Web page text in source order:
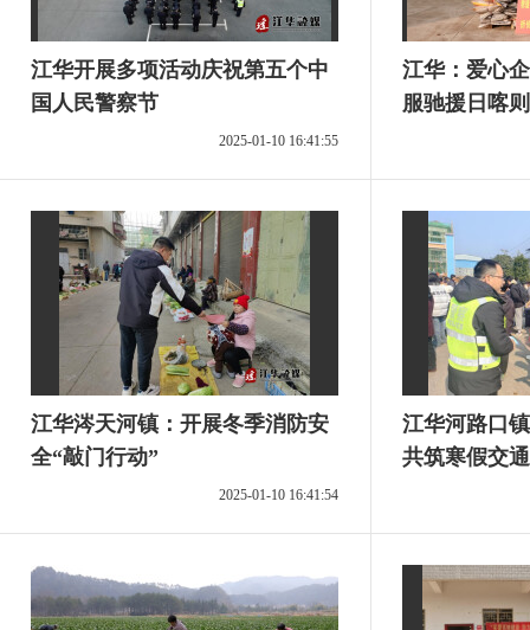
江华开展多项活动庆祝第五个中
国人民警察节
2025-01-10 16:41:55
江华：爱心
服驰援日喀
江华涔天河镇：开展冬季消防安
全“敲门行动”
2025-01-10 16:41:54
江华河路口
共筑寒假交